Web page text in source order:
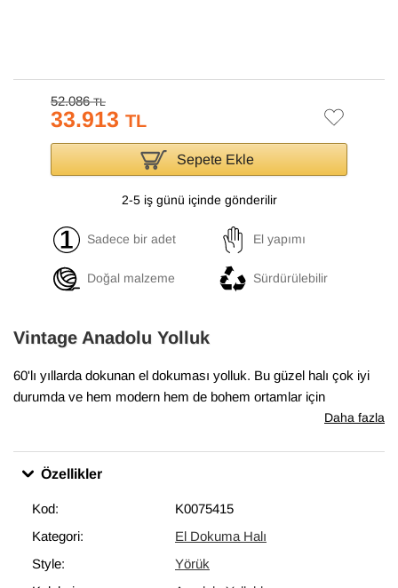
52.086TL
33.913 TL
Sepete Ekle
2-5 iş günü içinde gönderilir
Sadece bir adet El yapımı
Doğal malzeme Sürdürülebilir
Vintage Anadolu Yolluk
60'lı yıllarda dokunan el dokuması yolluk. Bu güzel halı çok iyi
durumda ve hem modern hem de bohem ortamlar için
Daha fazla
Özellikler
Kod:
K0075415
Kategori:
El Dokuma Halı
Style:
Yörük